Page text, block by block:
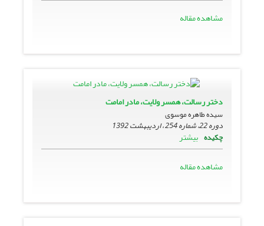
مشاهده مقاله
دختر رسالت، همسر ولایت، مادر امامت
سیده طاهره موسوی
دوره 22، شماره 254 ، اردیبهشت 1392
چکیده بیشتر
مشاهده مقاله